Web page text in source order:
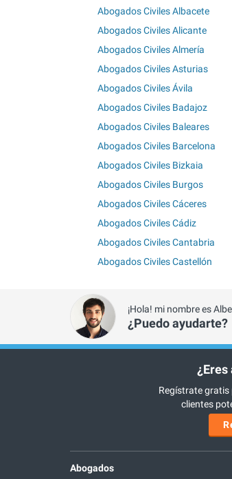
Abogados Civiles Albacete
Abogados Civiles Alicante
Abogados Civiles Almería
Abogados Civiles Asturias
Abogados Civiles Ávila
Abogados Civiles Badajoz
Abogados Civiles Baleares
Abogados Civiles Barcelona
Abogados Civiles Bizkaia
Abogados Civiles Burgos
Abogados Civiles Cáceres
Abogados Civiles Cádiz
Abogados Civiles Cantabria
Abogados Civiles Castellón
¡Hola! mi nombre es
¿Puedo ayudarte?
¿Eres
Regístrate gratis
clientes
Abogados